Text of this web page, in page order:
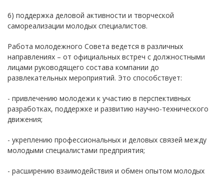
6) поддержка деловой активности и творческой
самореализации молодых специалистов.
Работа молодежного Совета ведется в различных
направлениях – от официальных встреч с должностными
лицами руководящего состава компании до
развлекательных мероприятий. Это способствует:
- привлечению молодежи к участию в перспективных
разработках, поддержке и развитию научно-технического
движения;
- укреплению профессиональных и деловых связей между
молодыми специалистами предприятия;
- расширению взаимодействия и обмен опытом молодых